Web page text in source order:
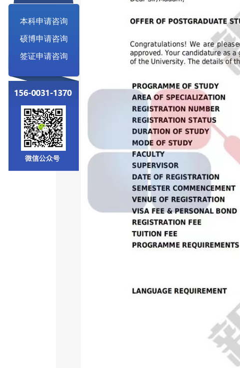
本科申请咨询
硕博申请咨询
签证申请咨询